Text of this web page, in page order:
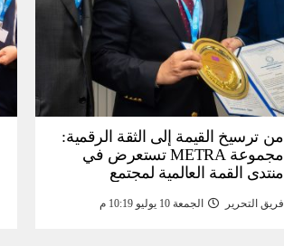
من ترسيخ القيمة إلى الثقة الرقمية:
مجموعة METRA تستعرض في
منتدى القمة العالمية لمجتمع
تحتية للأصول الرقمية المدعومة
فريق التحرير الجمعة 10 يوليو 10:19 م